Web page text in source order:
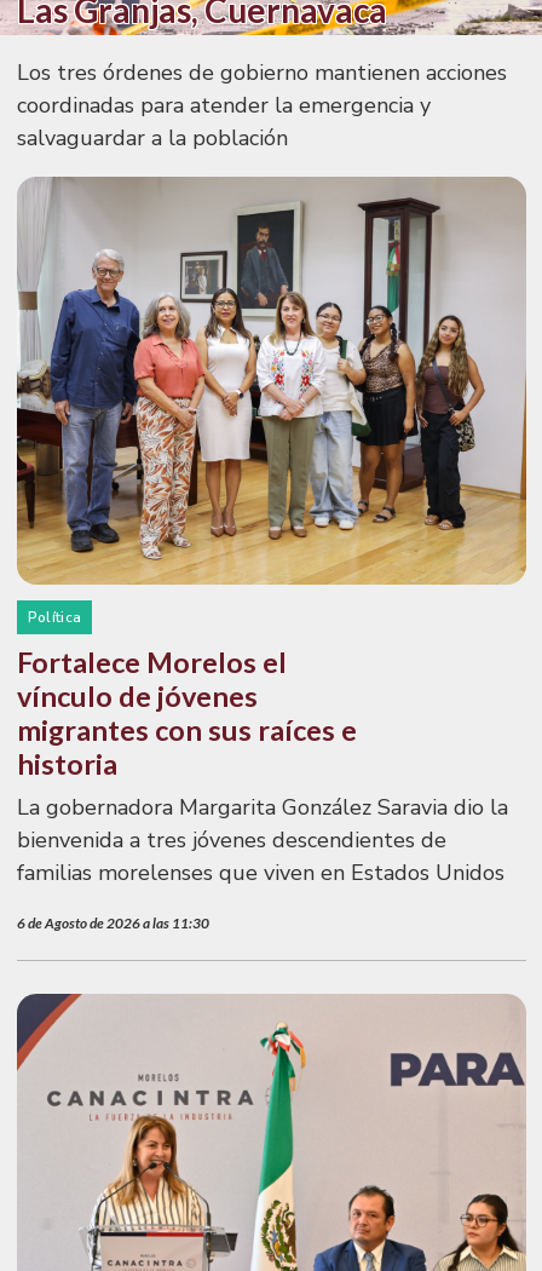
Las Granjas, Cuernavaca
Los tres órdenes de gobierno mantienen acciones
coordinadas para atender la emergencia y
salvaguardar a la población
Política
Fortalece Morelos el
vínculo de jóvenes
migrantes con sus raíces e
historia
La gobernadora Margarita González Saravia dio la
bienvenida a tres jóvenes descendientes de
familias morelenses que viven en Estados Unidos
6 de Agosto de 2026 a las 11:30